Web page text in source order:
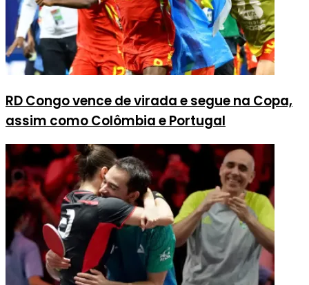
RD Congo vence de virada e segue na Copa,
assim como Colômbia e Portugal